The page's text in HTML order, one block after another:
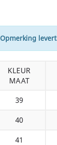
Opmerking
KLEUR
MAAT
39
40
41